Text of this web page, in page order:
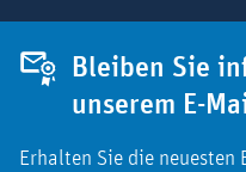
Bleiben Sie
unserem E-
Erhalten Sie die neuesten